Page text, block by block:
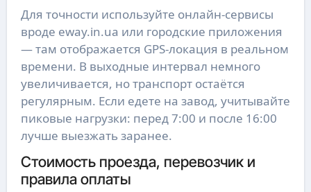
Для точности используйте онлайн-сервисы
вроде eway.in.ua или городские приложения
— там отображается GPS-локация в реальном
времени. В выходные интервал немного
увеличивается, но транспорт остаётся
регулярным. Если едете на завод, учитывайте
пиковые нагрузки: перед 7:00 и после 16:00
лучше выезжать заранее.
Стоимость проезда, перевозчик и
правила оплаты